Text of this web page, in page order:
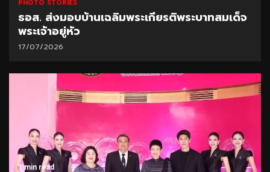
PHOTO STORIES
ธอส. ส่งมอบบ้านเฉลิมพระเกียรติพระบาทสมเด็จ
พระเจ้าอยู่หัว
17/07/2026
1 min read